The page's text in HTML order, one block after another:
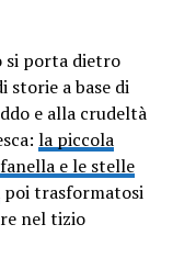
si porta dietro
storie a base di
e alla crudeltà
la piccola
e le stelle
poi trasformatosi
nel tizio